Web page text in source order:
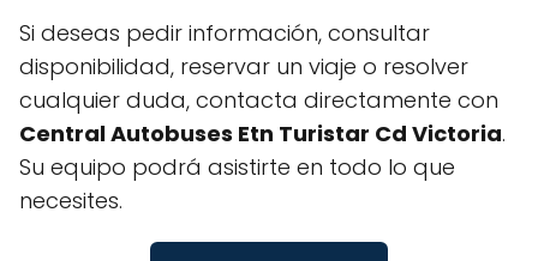
Si deseas pedir información, consultar
disponibilidad, reservar un viaje o resolver
cualquier duda, contacta directamente con
Central Autobuses Etn Turistar Cd Victoria.
Su equipo podrá asistirte en todo lo que
necesites.